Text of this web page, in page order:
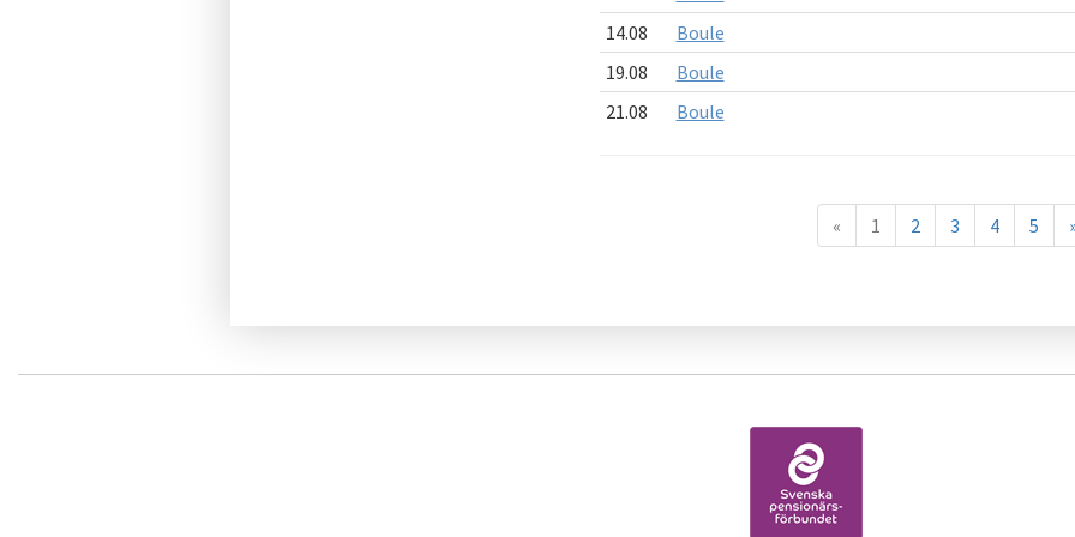
14.08
Boule
19.08
Boule
21.08
Boule
« 1 2 3 4 5